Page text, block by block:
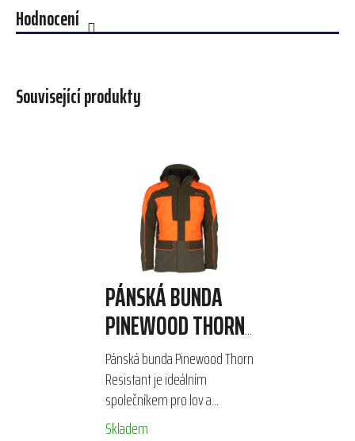
Hodnocení
Související produkty
PÁNSKÁ BUNDA
PINEWOOD THORN
RESISTANT
Pánská bunda Pinewood Thorn
Resistant je ideálním
společníkem pro lov a
outdoorové aktivity v
Skladem